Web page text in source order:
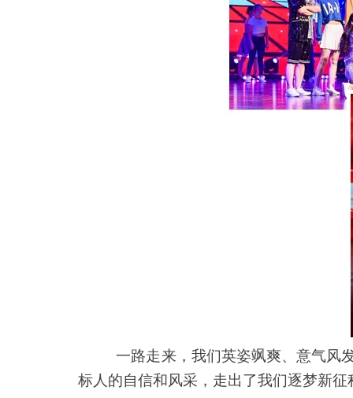
一路走来，我们英姿飒爽、意气风
标人的自信和风采，走出了我们逐梦新征